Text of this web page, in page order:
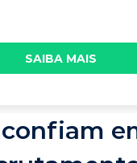
SAIBA MAIS